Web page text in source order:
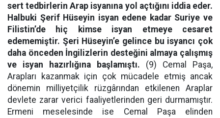
sert tedbirlerin Arap isyanına yol açtığını iddia eder.
Halbuki Şerif Hüseyin isyan edene kadar Suriye ve
Filistin’de hiç kimse isyan etmeye cesaret
edememiştir. Şeri Hüseyin’e gelince bu isyancı çok
daha önceden İngilizlerin desteğini almaya çalışmış
ve isyan hazırlığına başlamıştı. (9) Cemal Paşa,
Arapları kazanmak için çok mücadele etmiş ancak
dönemin milliyetçilik rüzgârından etkilenen Araplar
devlete zarar verici faaliyetlerinden geri durmamıştır.
Ermeni meselesinde ise Cemal Paşa elinden